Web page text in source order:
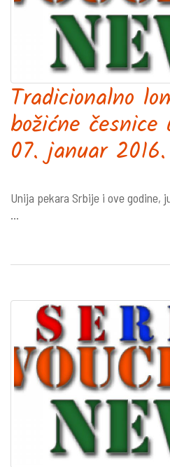
Tradicionalno
božićne česnice
07. januar
Unija pekara Srbije i ove
...